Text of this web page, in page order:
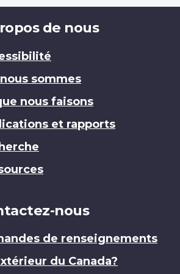
de nous
sommes
nous faisons
et rapports
nous
de renseignements
du Canada?